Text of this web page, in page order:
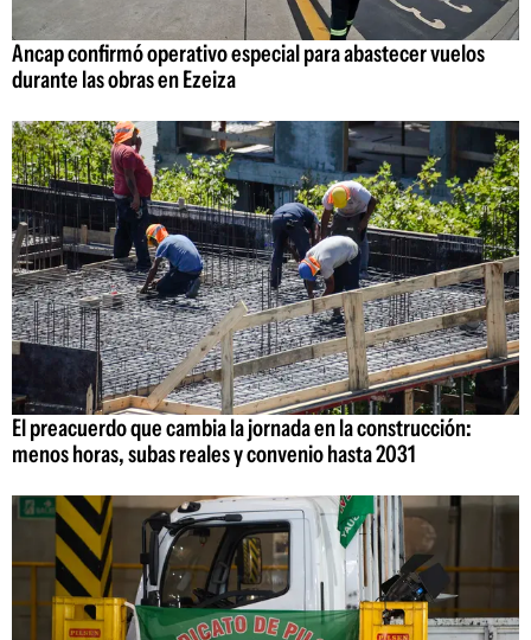
Ancap confirmó operativo especial para abastecer vuelos
durante las obras en Ezeiza
El preacuerdo que cambia la jornada en la construcción:
menos horas, subas reales y convenio hasta 2031